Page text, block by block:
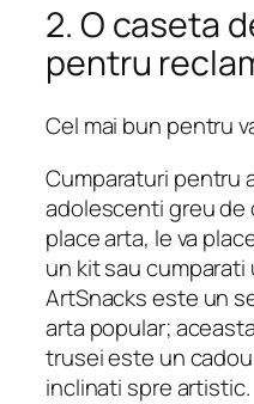
2. O caseta
pentru
Cel mai bun pentru
Cumparaturi pentru
adolescenti greu de
place arta, le va
un kit sau
ArtSnacks este un
arta popular;
trusei este un
inclinati spre artistic.